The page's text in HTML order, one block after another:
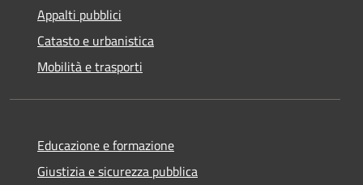
Appalti pubblici
Catasto e urbanistica
Mobilità e trasporti
Educazione e formazione
Giustizia e sicurezza pubblica